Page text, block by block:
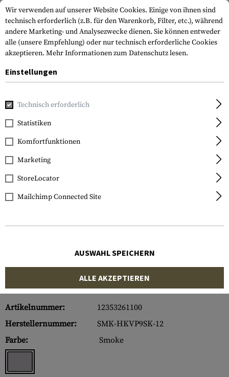
Home Waffenzubehör
ETS
Magazine H&K VP9 SK
12rds
Artikelnummer:
12353261100
Herstellernummer:
SMK-HKVP9SK-12
Farbe:
Smoke
Wir verwenden auf unserer Website Cookies. Einige von ihnen sind
technisch erforderlich (z.B. für den Warenkorb, Filter, etc.), während
andere Marketing- und Analysezwecke dienen. Sie können entweder
alle (unsere Empfehlung) oder nur technisch erforderliche Cookies
akzeptieren. Mehr Informationen zum Datenschutz lesen.
Einstellungen
Technisch erforderlich
Statistiken
Komfortfunktionen
Marketing
StoreLocator
Mailchimp Connected Site
AUSWAHL SPEICHERN
ALLE AKZEPTIEREN